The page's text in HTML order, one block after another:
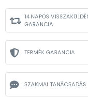
14 NAPOS
GARANCIA
TERMÉK GARANCIA
SZAKMAI TANÁCSADÁS